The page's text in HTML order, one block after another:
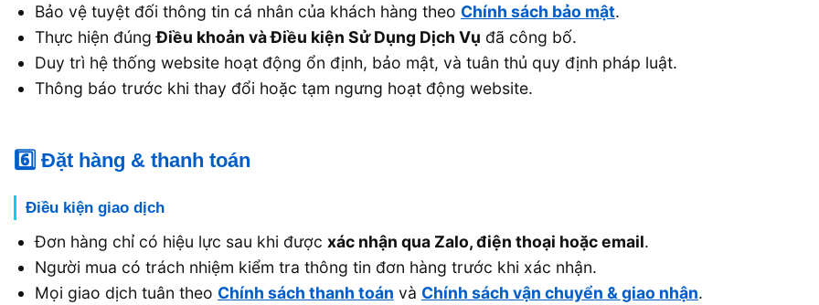
Bảo vệ tuyệt đối thông tin cá nhân của khách hàng theo Chính sách bảo mật.
Thực hiện đúngĐiều khoản và Điều kiện Sử Dụng Dịch Vụ đã công bố.
Duy trì hệ thống website hoạt động ổn định, bảo mật, và tuân thủ quy định pháp luật.
Thông báo trước khi thay đổi hoặc tạm ngưng hoạt động website.
6️⃣ Đặt hàng & thanh toán
Điều kiện giao dịch
Đơn hàng chỉ có hiệu lực sau khi được xác nhận qua Zalo, điện thoại hoặc email.
Người mua có trách nhiệm kiểm tra thông tin đơn hàng trước khi xác nhận.
Mọi giao dịch tuân theo Chính sách thanh toán và Chính sách vận chuyển & giao nhận.